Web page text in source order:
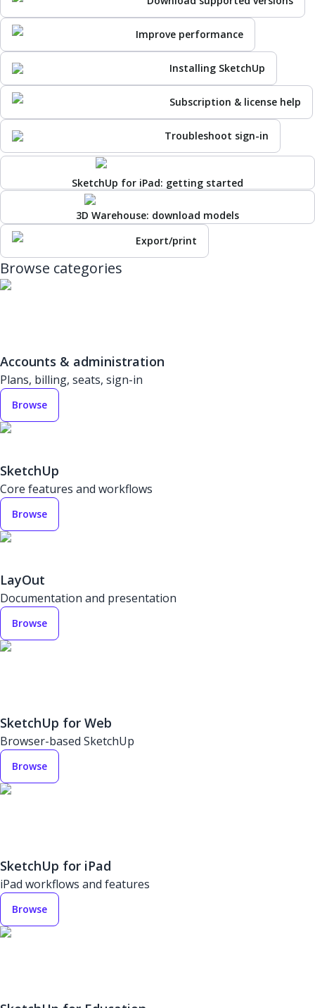
Improve performance
Installing SketchUp
Subscription & license help
Troubleshoot sign-in
SketchUp for iPad: getting started
3D Warehouse: download models
Export/print
Browse categories
Accounts & administration
Plans, billing, seats, sign-in
Browse
SketchUp
Core features and workflows
Browse
LayOut
Documentation and presentation
Browse
SketchUp for Web
Browser-based SketchUp
Browse
SketchUp for iPad
iPad workflows and features
Browse